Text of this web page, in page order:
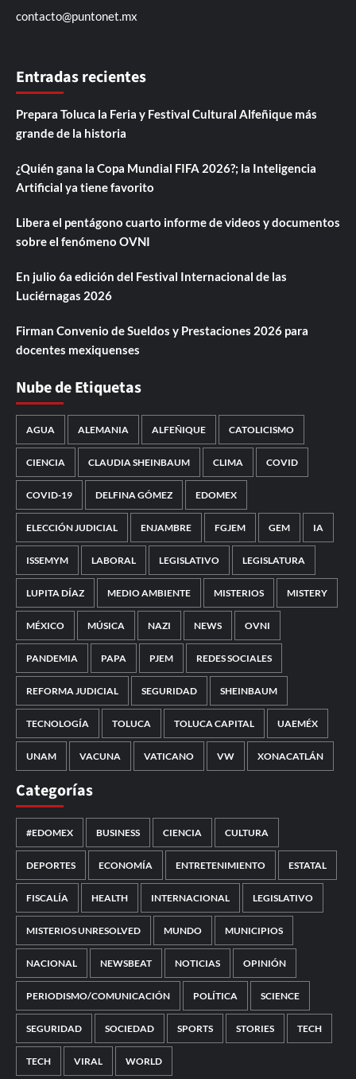
contacto@puntonet.mx
Entradas recientes
Prepara Toluca la Feria y Festival Cultural Alfeñique más
grande de la historia
¿Quién gana la Copa Mundial FIFA 2026?; la Inteligencia
Artificial ya tiene favorito
Libera el pentágono cuarto informe de videos y documentos
sobre el fenómeno OVNI
En julio 6a edición del Festival Internacional de las
Luciérnagas 2026
Firman Convenio de Sueldos y Prestaciones 2026 para
docentes mexiquenses
Nube de Etiquetas
AGUA ALEMANIA ALFEÑIQUE CATOLICISMO
CIENCIA CLAUDIA SHEINBAUM CLIMA COVID
COVID-19 DELFINA GÓMEZ EDOMEX
ELECCIÓN JUDICIAL ENJAMBRE FGJEM GEM IA
ISSEMYM LABORAL LEGISLATIVO LEGISLATURA
LUPITA DÍAZ MEDIO AMBIENTE MISTERIOS MISTERY
MÉXICO MÚSICA NAZI NEWS OVNI
PANDEMIA PAPA PJEM REDES SOCIALES
REFORMA JUDICIAL SEGURIDAD SHEINBAUM
TECNOLOGÍA TOLUCA TOLUCA CAPITAL UAEMÉX
UNAM VACUNA VATICANO VW XONACATLÁN
Categorías
#EDOMEX BUSINESS CIENCIA CULTURA
DEPORTES ECONOMÍA ENTRETENIMIENTO ESTATAL
FISCALÍA HEALTH INTERNACIONAL LEGISLATIVO
MISTERIOS UNRESOLVED MUNDO MUNICIPIOS
NACIONAL NEWSBEAT NOTICIAS OPINIÓN
PERIODISMO/COMUNICACIÓN POLÍTICA SCIENCE
SEGURIDAD SOCIEDAD SPORTS STORIES TECH
TECH VIRAL WORLD